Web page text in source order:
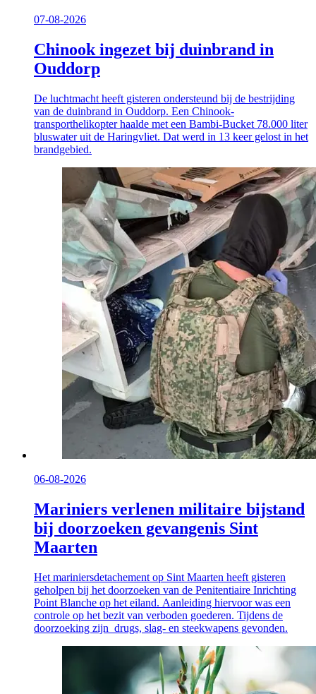
07-08-2026
Chinook ingezet bij duinbrand in
Ouddorp
De luchtmacht heeft gisteren ondersteund bij de bestrijding
van de duinbrand in Ouddorp. Een Chinook-
transporthelikopter haalde met een Bambi-Bucket 78.000 liter
bluswater uit de Haringvliet. Dat werd in 13 keer gelost in het
brandgebied.
06-08-2026
Mariniers verlenen militaire bijstand
bij doorzoeken gevangenis Sint
Maarten
Het mariniersdetachement op Sint Maarten heeft gisteren
geholpen bij het doorzoeken van de Penitentiaire Inrichting
Point Blanche op het eiland. Aanleiding hiervoor was een
controle op het bezit van verboden goederen. Tijdens de
doorzoeking zijn drugs, slag- en steekwapens gevonden.